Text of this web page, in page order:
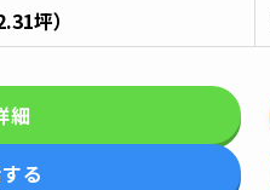
坪）
細
る